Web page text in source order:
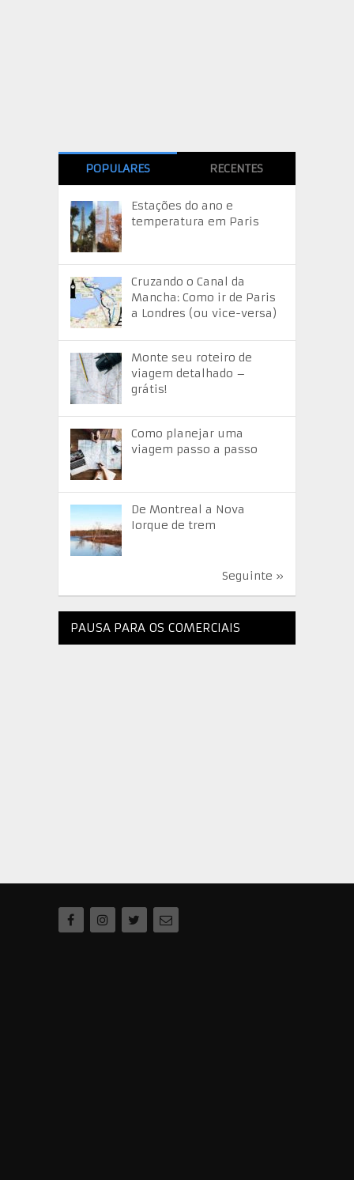
POPULARES RECENTES
Estações do ano e
temperatura em Paris
Cruzando o Canal da
Mancha: Como ir de Paris
a Londres (ou vice-versa)
Monte seu roteiro de
viagem detalhado –
grátis!
Como planejar uma
viagem passo a passo
De Montreal a Nova
Iorque de trem
Seguinte »
PAUSA PARA OS COMERCIAIS